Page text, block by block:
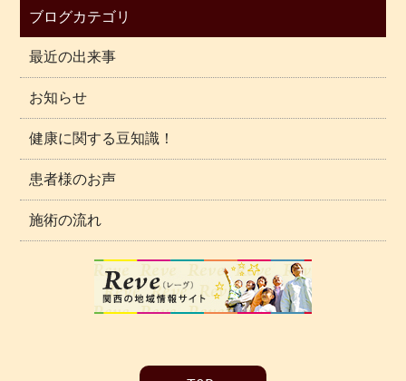
ブログカテゴリ
最近の出来事
お知らせ
健康に関する豆知識！
患者様のお声
施術の流れ